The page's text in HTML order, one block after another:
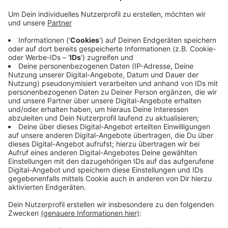
Anzeige
Sobald das Wetter es zulässt, will die Gemeinde das
Regenrückhaltebecken in Bösensell auf Vordermann
bringen. Es ist ein wichtiger Puffer bei Starkregen. Die
Gemeinde schneidet hier Bäume und Sträucher zurück
und holt Äste und Blätter aus dem Becken. Macht sie
das nicht, verringert sich das Fassungsvermögen bei
Hochwasser und Abläufe können verstopfen. Während
der Arbeiten kann es zwischen dem Hotel und dem
Parkplatz des Autohofs zu kleineren Problemen
kommen.
Anzeige